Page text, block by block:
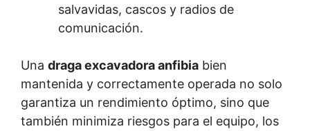
salvavidas, cascos y radios de
comunicación.
Una draga excavadora anfibia bien
mantenida y correctamente operada no solo
garantiza un rendimiento óptimo, sino que
también minimiza riesgos para el equipo, los